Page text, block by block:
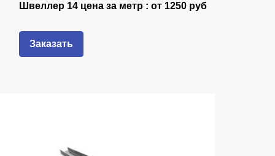
Швеллер 14 цена за метр : от 1250 руб
Заказать